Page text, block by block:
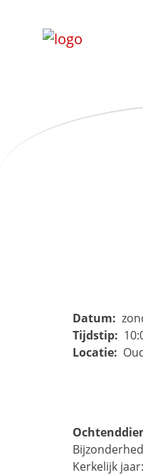
Datum:
Tijdstip:
Locatie:
Kerkelijk jaar: